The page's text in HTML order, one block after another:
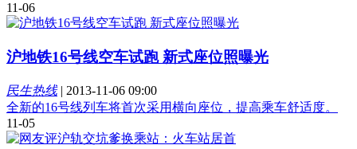
11-06
沪地铁16号线空车试跑 新式座位照曝光
民生热线| 2013-11-06 09:00
全新的16号线列车将首次采用横向座位，提高乘车舒适度。
11-05